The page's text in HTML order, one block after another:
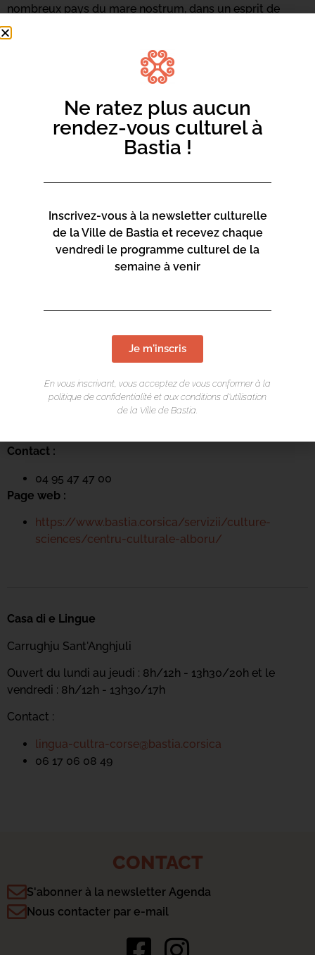
nombreux pays du mare nostrum, dans un esprit de
partage, de découverte et de diversité culturelle.
LIEU DE L'ÉVÉNEMENT
Centru culturale Alb’Oru
Contact :
04 95 47 47 00
Page web :
https://www.bastia.corsica/servizii/culture-
sciences/centru-culturale-alboru/
Casa di e Lingue
Carrughju Sant'Anghjuli
Ouvert du lundi au jeudi : 8h/12h - 13h30/20h et le
vendredi : 8h/12h - 13h30/17h
Contact :
lingua-cultra-corse@bastia.corsica
06 17 06 08 49
CONTACT
S'abonner à la newsletter Agenda
Nous contacter par e-mail
Ne ratez plus aucun
rendez-vous culturel à
Bastia !
Inscrivez-vous à la newsletter culturelle
de la Ville de Bastia et recevez chaque
vendredi le programme culturel de la
semaine à venir
Je m'inscris
En vous inscrivant, vous acceptez de vous conformer à la
politique de confidentialité et aux conditions d’utilisation
de la Ville de Bastia.